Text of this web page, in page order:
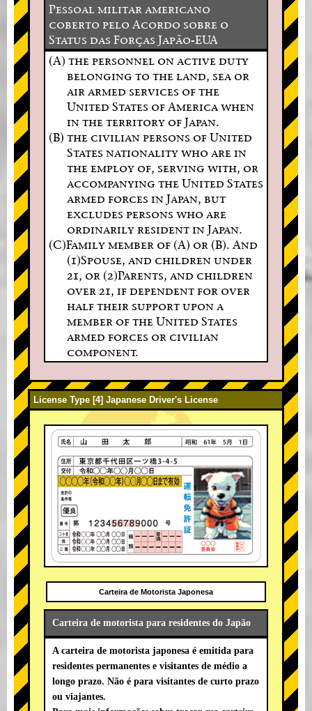
Pessoal militar americano
coberto pelo Acordo sobre o
Status das Forças Japão-EUA
(A) the personnel on active duty
belonging to the land, sea or
air armed services of the
United States of America when
in the territory of Japan.
(B) the civilian persons of United
States nationality who are in
the employ of, serving with, or
accompanying the United States
armed forces in Japan, but
excludes persons who are
ordinarily resident in Japan.
(C)Family member of (A) or (B). And
(1)Spouse, and children under
21, or (2)Parents, and children
over 21, if dependent for over
half their support upon a
member of the United States
armed forces or civilian
component.
License Type [4] Japanese Driver's License
Carteira de Motorista Japonesa
Carteira de motorista para residentes do Japão
A carteira de motorista japonesa é emitida para
residentes permanentes e visitantes de médio a
longo prazo. Não é para visitantes de curto prazo
ou viajantes.